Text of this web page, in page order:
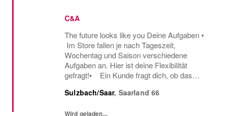
C&A
The future looks like you Deine Aufgaben •
Im Store fallen je nach Tageszeit,
Wochentag und Saison verschiedene
Aufgaben an. Hier ist deine Flexibilität
gefragt!• Ein Kunde fragt dich, ob das
Größe verfügbar ist oder welcher Gürtel gut
Sulzbach/Saar, Saarland 66
Wird geladen...